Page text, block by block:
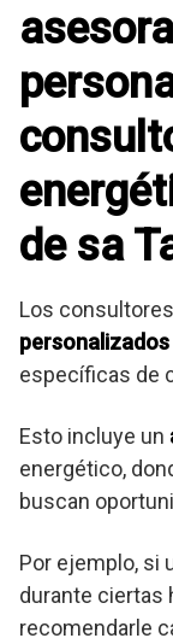
de sa
Los
personalizados
específicas de
Esto incluye un
energético,
buscan
Por ejemplo, si
durante ciertas
recomendarle